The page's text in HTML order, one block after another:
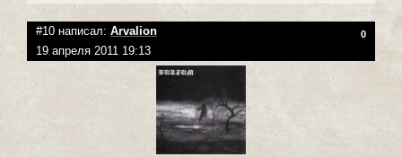
#10 написал: Arvalion 0
19 апреля 2011 19:13